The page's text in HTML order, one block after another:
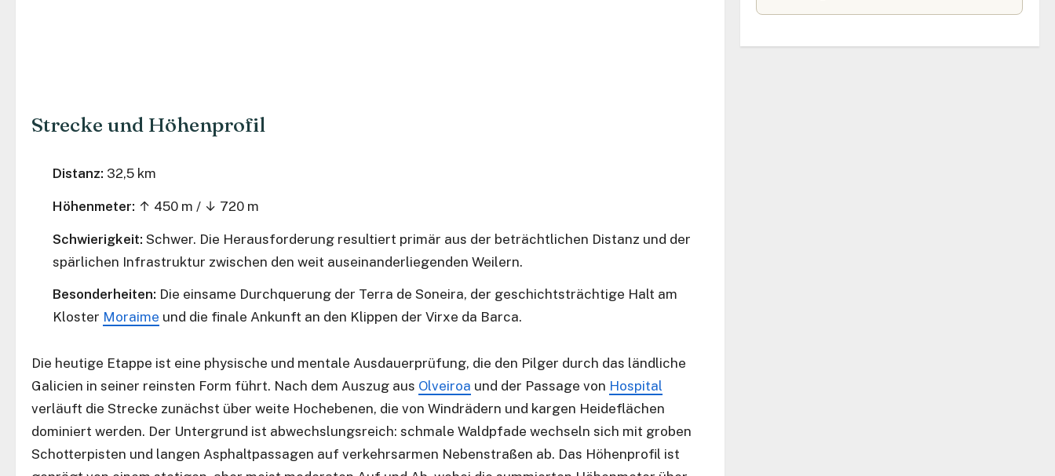
Strecke und Höhenprofil
Distanz: 32,5 km
Höhenmeter: ↑ 450 m / ↓ 720 m
Schwierigkeit: Schwer. Die Herausforderung resultiert primär aus der beträchtlichen Distanz und der
spärlichen Infrastruktur zwischen den weit auseinanderliegenden Weilern.
Besonderheiten: Die einsame Durchquerung der Terra de Soneira, der geschichtsträchtige Halt am
Kloster Moraime und die finale Ankunft an den Klippen der Virxe da Barca.
Die heutige Etappe ist eine physische und mentale Ausdauerprüfung, die den Pilger durch das ländliche
Galicien in seiner reinsten Form führt. Nach dem Auszug aus Olveiroa und der Passage von Hospital
verläuft die Strecke zunächst über weite Hochebenen, die von Windrädern und kargen Heideflächen
dominiert werden. Der Untergrund ist abwechslungsreich: schmale Waldpfade wechseln sich mit groben
Schotterpisten und langen Asphaltpassagen auf verkehrsarmen Nebenstraßen ab. Das Höhenprofil ist